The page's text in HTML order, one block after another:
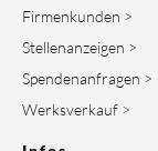
Firmenkunden >
Stellenanzeigen >
Spendenanfragen >
Werksverkauf >